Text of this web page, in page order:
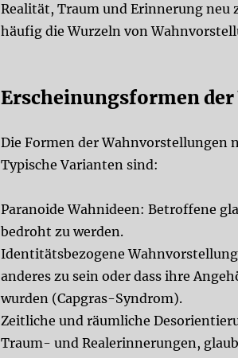
Realität, Traum und Erinnerung neu
häufig die Wurzeln von
Erscheinungsformen
Die Formen der Wahnvorstellungen
Typische Varianten sind:
Paranoide Wahnideen: Betroffene
bedroht zu werden.
Identitätsbezogene
anderes zu sein oder dass ihre
wurden (Capgras-Syndrom).
Zeitliche und räumliche
Traum- und Realerinnerungen,